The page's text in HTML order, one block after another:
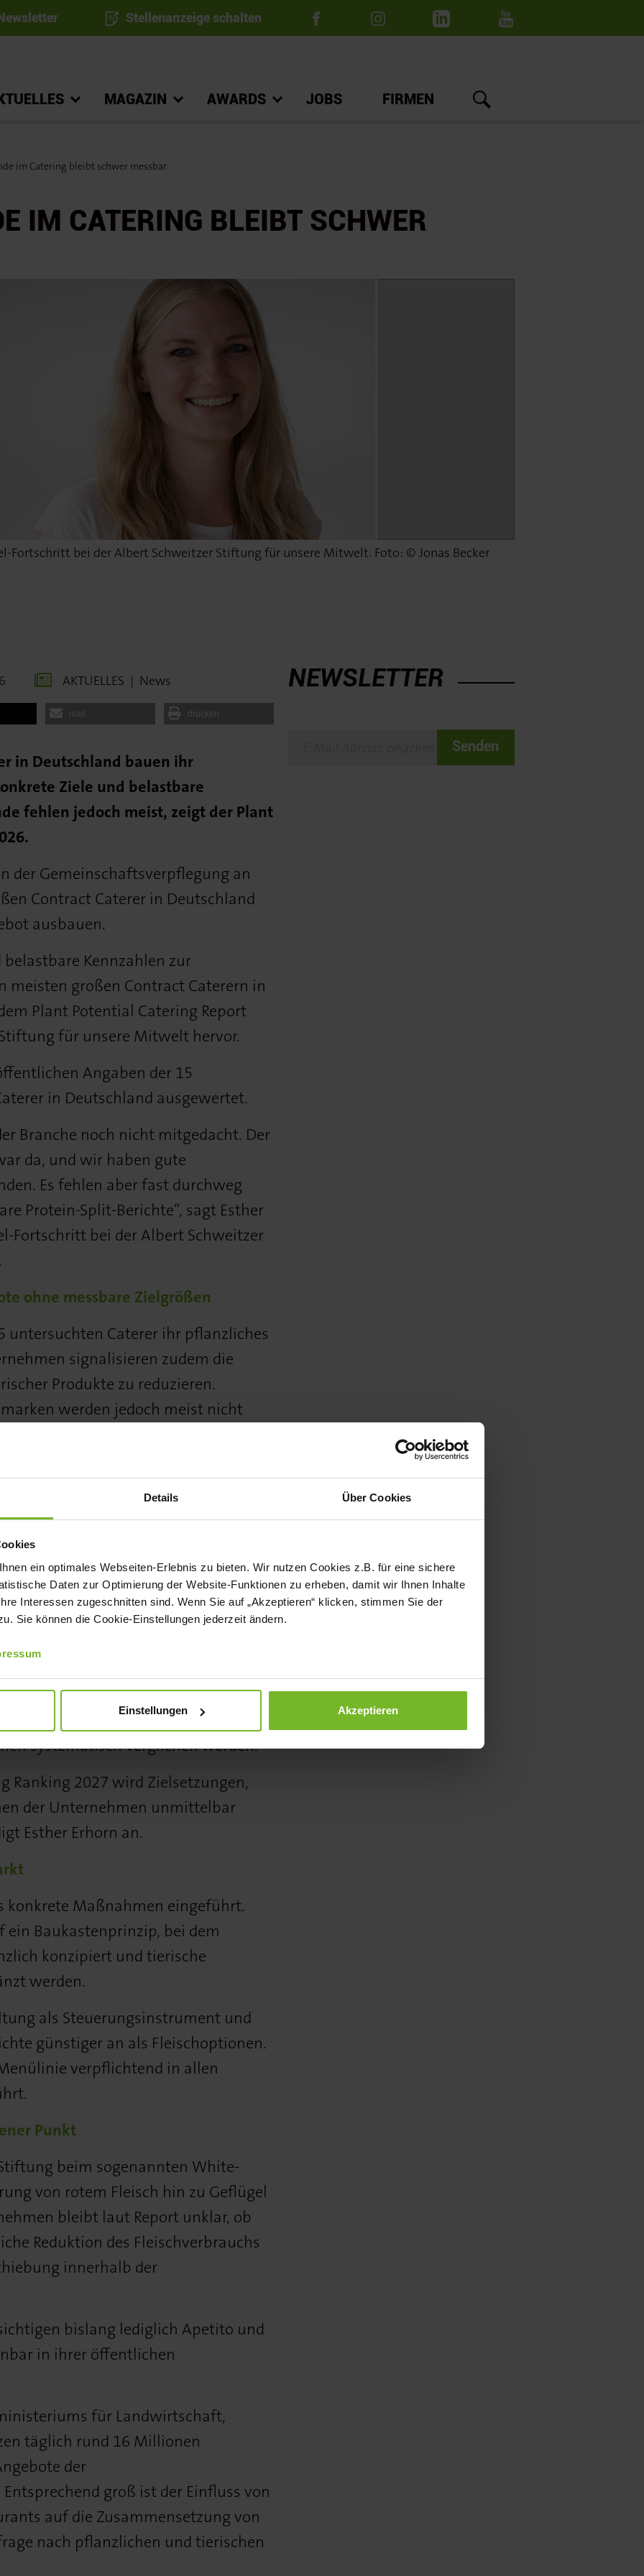
Details Über Cookies
ein optimales Webseiten-Erlebnis zu bieten. Wir nutzen Cookies z.B. für eine sichere
Daten zur Optimierung der Website-Funktionen zu erheben, damit wir Ihnen Inhalte
Interessen zugeschnitten sind. Wenn Sie auf „Akzeptieren“ klicken, stimmen Sie der
Sie können die Cookie-Einstellungen jederzeit ändern.
Einstellungen Akzeptieren
Stellenanzeige schalten
MAGAZIN AWARDS JOBS FIRMEN
im Catering bleibt schwer messbar
IM CATERING BLEIBT SCHWER
Fortschritt bei der Albert Schweitzer Stiftung für unsere Mitwelt. Foto: © Jonas Becker
AKTUELLES | News
mail drucken
in Deutschland bauen ihr
Ziele und belastbare
fehlen jedoch meist, zeigt der Plant
der Gemeinschaftsverpflegung an
Contract Caterer in Deutschland
ausbauen.
Kennzahlen zur
meisten großen Contract Caterern in
Plant Potential Catering Report
für unsere Mitwelt hervor.
Angaben der 15
in Deutschland ausgewertet.
Branche noch nicht mitgedacht. Der
da, und wir haben gute
Es fehlen aber fast durchweg
Protein-Split-Berichte“, sagt Esther
Fortschritt bei der Albert Schweitzer
ohne messbare Zielgrößen
untersuchten Caterer ihr pflanzliches
signalisieren zudem die
Produkte zu reduzieren.
werden jedoch meist nicht
Fleisch. Milchprodukte und Eier
sechs Caterern strategisch
veröffentlichen Angaben zu
Transparente Protein-
eingekaufter oder verarbeiteter
vollständig.
vergleichbar machen
der Branche kündigt die
unsere Mitwelt ein jährliches
Transparenz und
systematisch verglichen werden.
Ranking 2027 wird Zielsetzungen,
der Unternehmen unmittelbar
Esther Erhorn an.
konkrete Maßnahmen eingeführt.
ein Baukastenprinzip, bei dem
konzipiert und tierische
werden.
als Steuerungsinstrument und
günstiger an als Fleischoptionen.
verpflichtend in allen
Punkt
beim sogenannten White-
von rotem Fleisch hin zu Geflügel
bleibt laut Report unklar, ob
Reduktion des Fleischverbrauchs
innerhalb der
bislang lediglich Apetito und
in ihrer öffentlichen
für Landwirtschaft,
täglich rund 16 Millionen
der
groß ist der Einfluss von
auf die Zusammensetzung von
nach pflanzlichen und tierischen
NEWSLETTER
Senden